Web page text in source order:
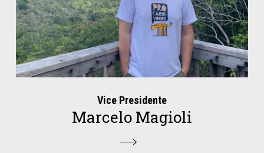
Vice Presidente
Marcelo Magioli